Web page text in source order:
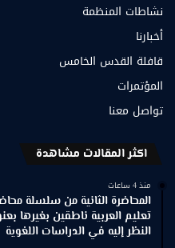
نشاطات المنظمة
أخبارنا
قافلة القدس الخامس
المؤتمرات
تواصل معنا
اكثر المقالات مشاهدة
منذ 4 ساعات
المحاضرة الثانية من سلسلة
تعليم العربية ناطقين بغيرها
النظر إليه في الدراسات اللغوية